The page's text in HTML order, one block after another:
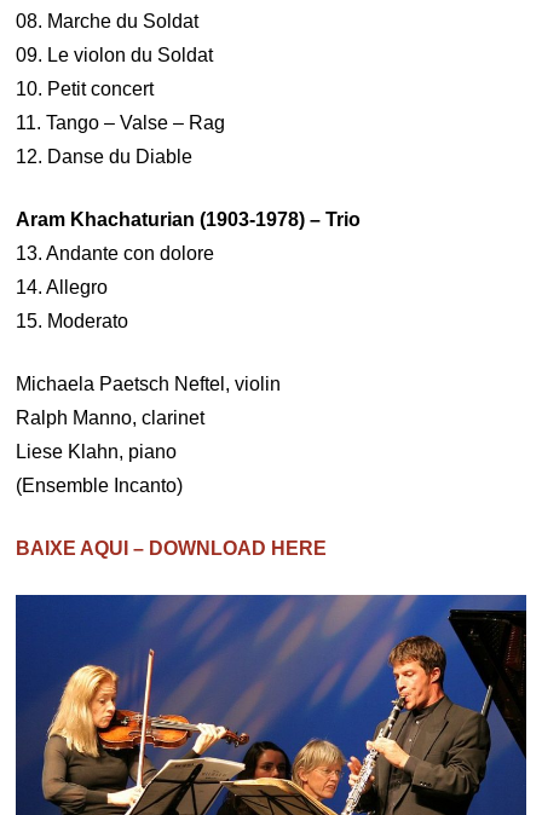
08. Marche du Soldat
09. Le violon du Soldat
10. Petit concert
11. Tango – Valse – Rag
12. Danse du Diable
Aram Khachaturian (1903-1978) – Trio
13. Andante con dolore
14. Allegro
15. Moderato
Michaela Paetsch Neftel, violin
Ralph Manno, clarinet
Liese Klahn, piano
(Ensemble Incanto)
BAIXE AQUI – DOWNLOAD HERE